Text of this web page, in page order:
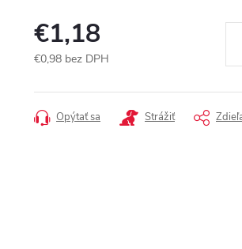
€1,18
€0,98 bez DPH
cena:
Opýtať sa Strážiť